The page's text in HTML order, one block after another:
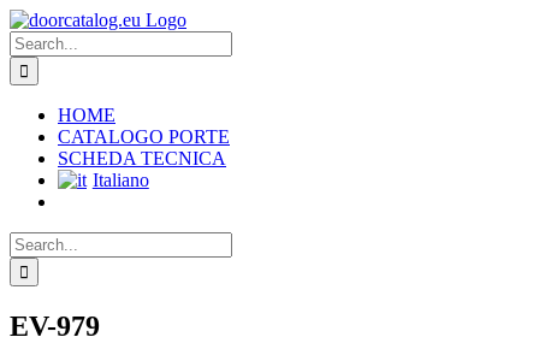
Skip
to
content
Search
for:
HOME
CATALOGO PORTE
SCHEDA TECNICA
Italiano
Search
for:
EV-979